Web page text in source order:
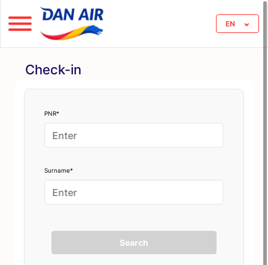
EN
Check-in
PNR*
Surname*
Search